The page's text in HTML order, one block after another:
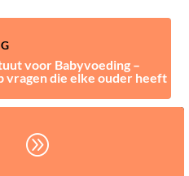
voor Babyvoeding –
vragen die elke ouder heeft
A